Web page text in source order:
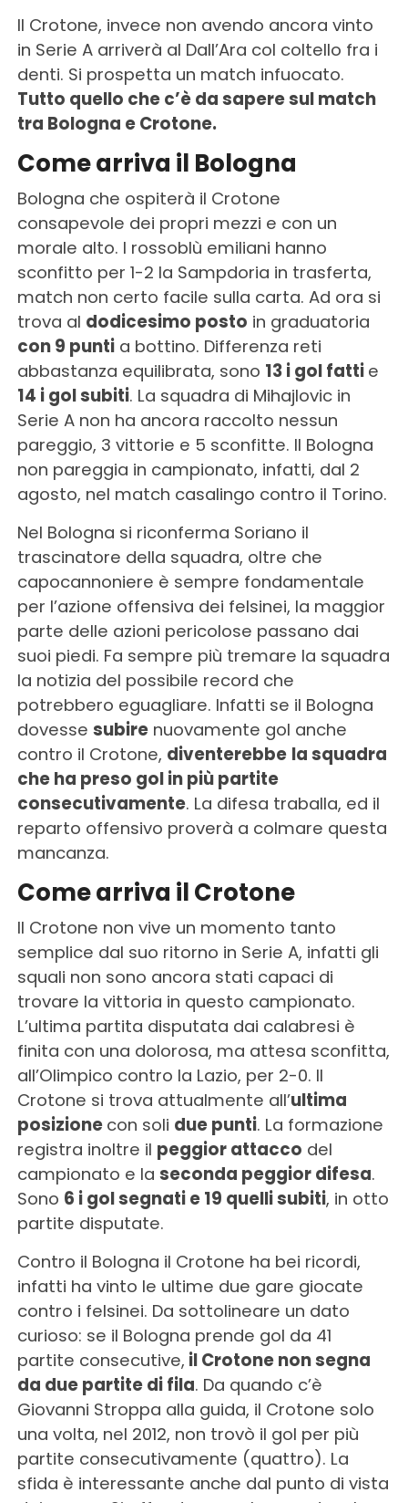
Il Crotone, invece non avendo ancora vinto
in Serie A arriverà al Dall’Ara col coltello fra i
denti. Si prospetta un match infuocato.
Tutto quello che c’è da sapere sul match
tra Bologna e Crotone.
Come arriva il Bologna
Bologna che ospiterà il Crotone
consapevole dei propri mezzi e con un
morale alto. I rossoblù emiliani hanno
sconfitto per 1-2 la Sampdoria in trasferta,
match non certo facile sulla carta. Ad ora si
trova al dodicesimo posto in graduatoria
con 9 puntia bottino. Differenza reti
abbastanza equilibrata, sono 13 i gol fatti e
14 i gol subiti. La squadra di Mihajlovic in
Serie A non ha ancora raccolto nessun
pareggio, 3 vittorie e 5 sconfitte. Il Bologna
non pareggia in campionato, infatti, dal 2
agosto, nel match casalingo contro il Torino.
Nel Bologna si riconferma Soriano il
trascinatore della squadra, oltre che
capocannoniere è sempre fondamentale
per l’azione offensiva dei felsinei, la maggior
parte delle azioni pericolose passano dai
suoi piedi. Fa sempre più tremare la squadra
la notizia del possibile record che
potrebbero eguagliare. Infatti se il Bologna
dovesse subirenuovamente gol anche
contro il Crotone, diventerebbe la squadra
che ha preso gol in più partite
consecutivamente. La difesa traballa, ed il
reparto offensivo proverà a colmare questa
mancanza.
Come arriva il Crotone
Il Crotone non vive un momento tanto
semplice dal suo ritorno in Serie A, infatti gli
squali non sono ancora stati capaci di
trovare la vittoria in questo campionato.
L’ultima partita disputata dai calabresi è
finita con una dolorosa, ma attesa sconfitta,
all’Olimpico contro la Lazio, per 2-0. Il
Crotone si trova attualmente all’ultima
posizione con soli due punti. La formazione
registra inoltre il peggior attacco del
campionato e la seconda peggior difesa.
Sono 6 i gol segnati e 19 quelli subiti, in otto
partite disputate.
Contro il Bologna il Crotone ha bei ricordi,
infatti ha vinto le ultime due gare giocate
contro i felsinei. Da sottolineare un dato
curioso: se il Bologna prende gol da 41
partite consecutive, il Crotone non segna
da due partite di fila. Da quando c’è
Giovanni Stroppa alla guida, il Crotone solo
una volta, nel 2012, non trovò il gol per più
partite consecutivamente (quattro). La
sfida è interessante anche dal punto di vista